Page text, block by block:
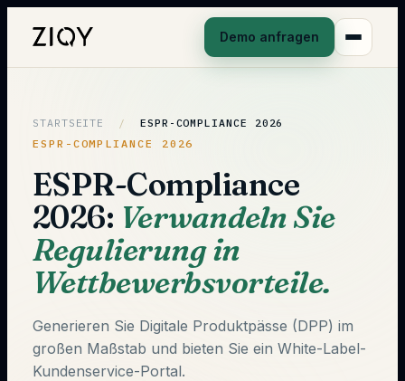
Demo anfragen
STARTSEITE /
ESPR-COMPLIANCE 2026
ESPR-COMPLIANCE 2026
ESPR-Compliance
2026: Verwandeln Sie
Regulierung in
Wettbewerbsvorteile.
Generieren Sie Digitale Produktpässe (DPP) im
großen Maßstab und bieten Sie ein White-Label-
Kundenservice-Portal.